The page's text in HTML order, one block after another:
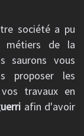
société a pu
de la
saurons vous
proposer les
travaux en
afin d'avoir